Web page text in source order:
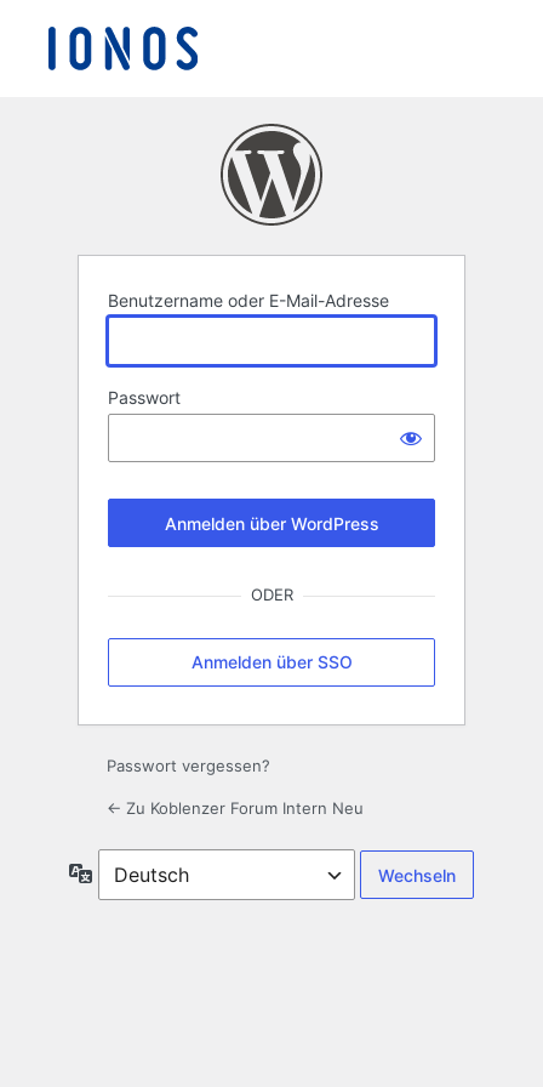
Benutzername oder E-Mail-Adresse
Passwort
ODER
Anmelden über SSO
Passwort vergessen?
← Zu Koblenzer Forum Intern Neu
Sprache